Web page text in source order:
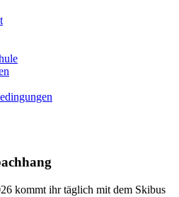
kommt ihr täglich mit dem Skibus